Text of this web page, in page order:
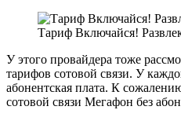
Тариф Включайся!
У этого провайдера тоже
тарифов сотовой связи. У
абонентская плата. К
сотовой связи Мегафон без